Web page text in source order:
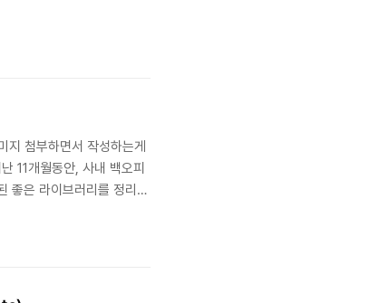
첨부하면서 작성하는게
11개월동안, 사내 백오피
좋은 라이브러리를 정리하